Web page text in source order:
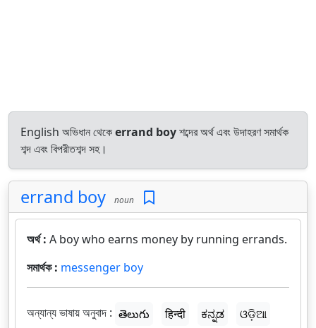
English অভিধান থেকেerrand boyশব্দের অর্থ এবং উদাহরণ সমার্থক
শব্দ এবং বিপরীতশব্দ সহ।
errand boy noun
অর্থ : A boy who earns money by running errands.
সমার্থক : messenger boy
অন্যান্য ভাষায় অনুবাদ : తెలుగు हिन्दी ಕನ್ನಡ
ଓଡ଼ିଆ